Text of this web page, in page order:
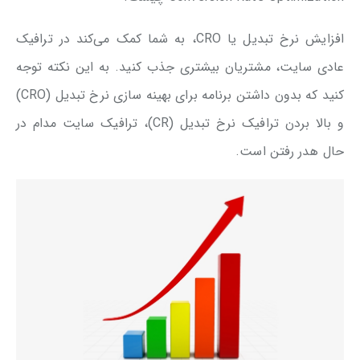
افزایش نرخ تبدیل یا CRO، به شما کمک می‌کند در ترافیک
عادی سایت، مشتریان بیشتری جذب کنید. به این نکته توجه
کنید که بدون داشتن برنامه برای بهینه سازی نرخ تبدیل (CRO)
و بالا بردن ترافیک نرخ تبدیل (CR)، ترافیک سایت مدام در
حال هدر رفتن است.